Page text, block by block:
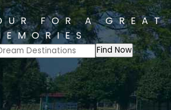
FOR A GREAT